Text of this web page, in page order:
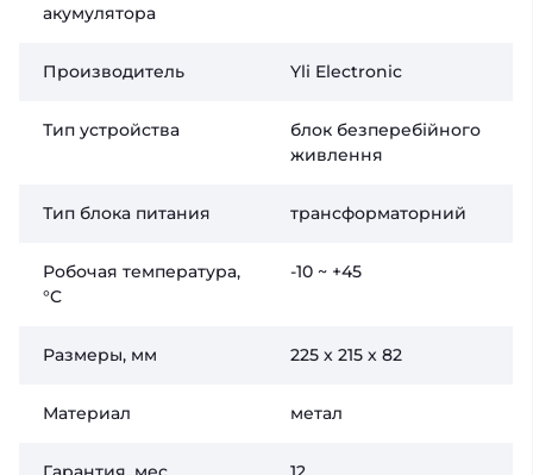
акумулятора
Производитель Yli Electronic
Тип устройства
блок безперебійного
живлення
Тип блока питания трансформаторний
Робочая температура,
°C
-10 ~ +45
Размеры, мм 225 х 215 х 82
Материал метал